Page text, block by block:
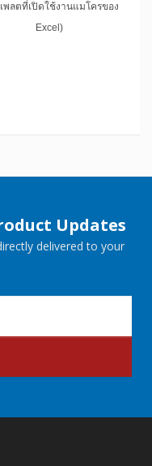
พลตที่เปิดใช้งานแมโครของ
Excel)
Updates
delivered to your